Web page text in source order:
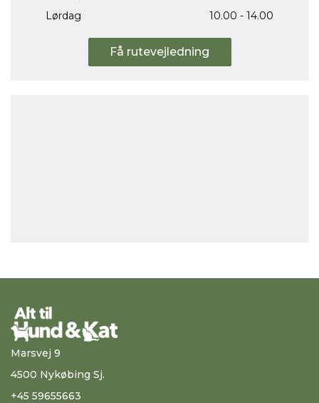
Lørdag
10.00 - 14.00
Få rutevejledning
Marsvej 9
4500 Nykøbing Sj.
+45 59655663